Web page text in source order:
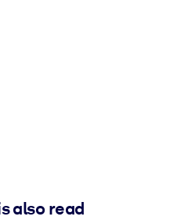
also read